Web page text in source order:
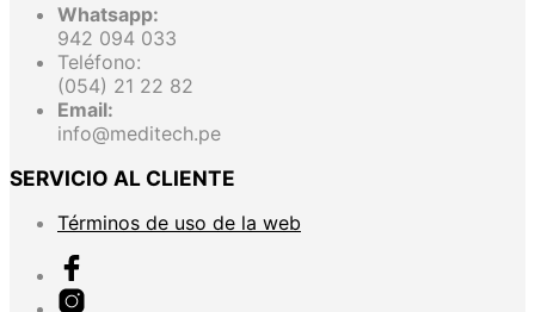
Whatsapp:
942 094 033
Teléfono:
(054) 21 22 82
Email:
info@meditech.pe
SERVICIO AL CLIENTE
Términos de uso de la web